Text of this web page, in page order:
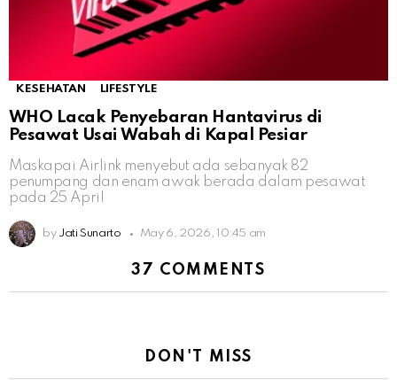
KESEHATAN LIFESTYLE
WHO Lacak Penyebaran Hantavirus di
Pesawat Usai Wabah di Kapal Pesiar
Maskapai Airlink menyebut ada sebanyak 82
penumpang dan enam awak berada dalam pesawat
pada 25 April
by Jati Sunarto May 6, 2026, 10:45 am
37 COMMENTS
DON'T MISS